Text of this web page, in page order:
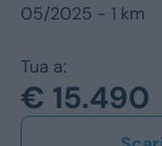
05/2025 - 1 km
Tua a:
€ 15.490